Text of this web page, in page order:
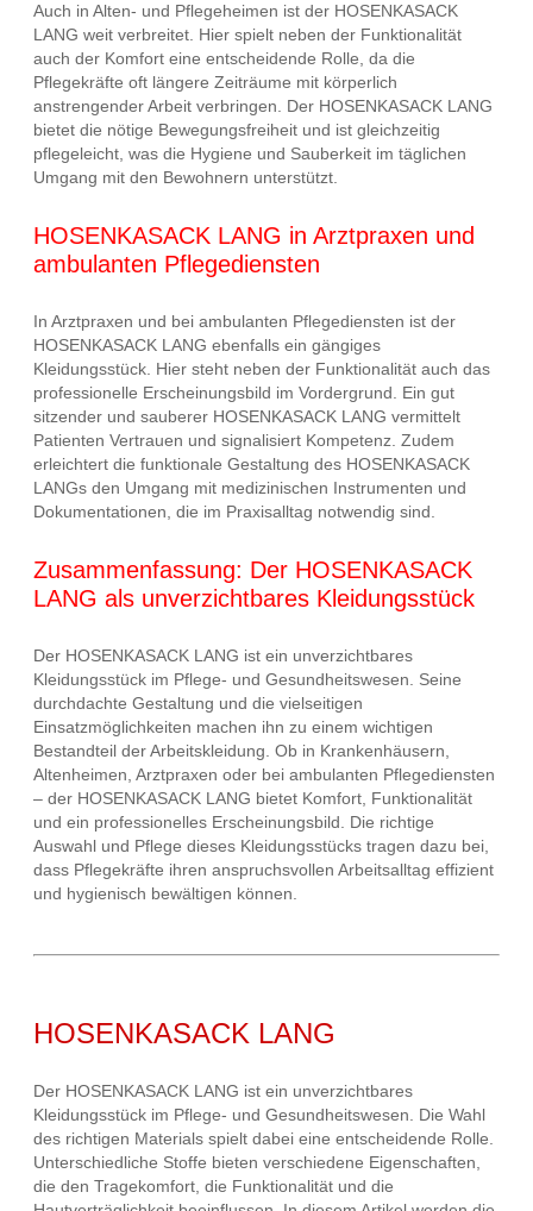
Auch in Alten- und Pflegeheimen ist der HOSENKASACK
LANG weit verbreitet. Hier spielt neben der Funktionalität
auch der Komfort eine entscheidende Rolle, da die
Pflegekräfte oft längere Zeiträume mit körperlich
anstrengender Arbeit verbringen. Der HOSENKASACK LANG
bietet die nötige Bewegungsfreiheit und ist gleichzeitig
pflegeleicht, was die Hygiene und Sauberkeit im täglichen
Umgang mit den Bewohnern unterstützt.
HOSENKASACK LANG in Arztpraxen und
ambulanten Pflegediensten
In Arztpraxen und bei ambulanten Pflegediensten ist der
HOSENKASACK LANG ebenfalls ein gängiges
Kleidungsstück. Hier steht neben der Funktionalität auch das
professionelle Erscheinungsbild im Vordergrund. Ein gut
sitzender und sauberer HOSENKASACK LANG vermittelt
Patienten Vertrauen und signalisiert Kompetenz. Zudem
erleichtert die funktionale Gestaltung des HOSENKASACK
LANGs den Umgang mit medizinischen Instrumenten und
Dokumentationen, die im Praxisalltag notwendig sind.
Zusammenfassung: Der HOSENKASACK
LANG als unverzichtbares Kleidungsstück
Der HOSENKASACK LANG ist ein unverzichtbares
Kleidungsstück im Pflege- und Gesundheitswesen. Seine
durchdachte Gestaltung und die vielseitigen
Einsatzmöglichkeiten machen ihn zu einem wichtigen
Bestandteil der Arbeitskleidung. Ob in Krankenhäusern,
Altenheimen, Arztpraxen oder bei ambulanten Pflegediensten
– der HOSENKASACK LANG bietet Komfort, Funktionalität
und ein professionelles Erscheinungsbild. Die richtige
Auswahl und Pflege dieses Kleidungsstücks tragen dazu bei,
dass Pflegekräfte ihren anspruchsvollen Arbeitsalltag effizient
und hygienisch bewältigen können.
HOSENKASACK LANG
Der HOSENKASACK LANG ist ein unverzichtbares
Kleidungsstück im Pflege- und Gesundheitswesen. Die Wahl
des richtigen Materials spielt dabei eine entscheidende Rolle.
Unterschiedliche Stoffe bieten verschiedene Eigenschaften,
die den Tragekomfort, die Funktionalität und die